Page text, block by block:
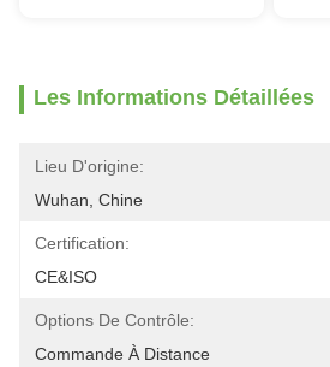
Les Informations Détaillées
Lieu D'origine:
Wuhan, Chine
Certification:
CE&ISO
Options De Contrôle:
Commande À Distance